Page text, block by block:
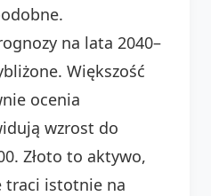
na lata 2040–
Większość
ocenia
wzrost do
Złoto to aktywo,
traci istotnie na